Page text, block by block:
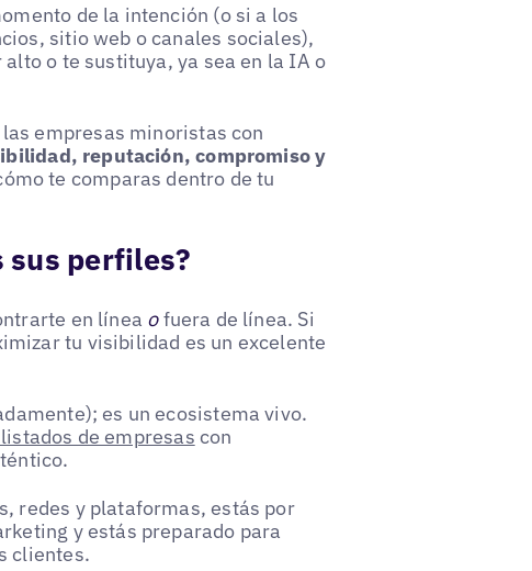
de la intención (o si a los
sitio web o canales sociales),
o te sustituya, ya sea en la IA o
empresas minoristas con
reputación, compromiso y
te comparas dentro de tu
sus perfiles?
en línea ofuera de línea. Si
tu visibilidad es un excelente
es un ecosistema vivo.
de empresas con
redes y plataformas, estás por
y estás preparado para
clientes.